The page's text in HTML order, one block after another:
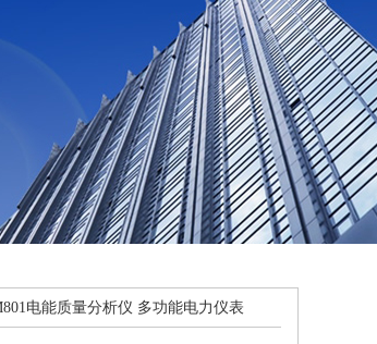
电能质量分析仪 多功能电力仪表